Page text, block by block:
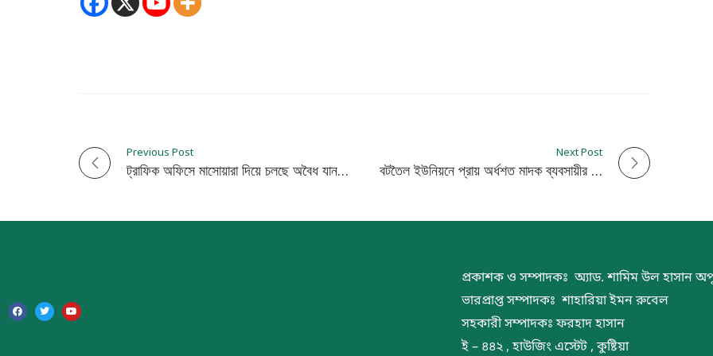
P
n
Previous Post
ট্রাফিক অফিসে মাসোয়ারা দিয়ে চলছে অবৈধ যান, ঘুষ নেওয়ার ভিডিও ভাইরাল
Next Post
বটতৈল ইউনিয়নে প্রায় অর্ধশত মাদক ব্যবসায়ীর দৌরাত্ম্যে আতঙ্কিত জনপদ, প্রশাসনের কঠোর হস্তক্ষেপ দাবি
প্রকাশক ও সম্পাদকঃ অ্যাড. শামিম উল হাসান
ভারপ্রাপ্ত সম্পাদকঃ শাহারিয়া ইমন রুবেল
সহকারী সম্পাদকঃ ফরহাদ হাসান
ই – ৪৪২ , হাউজিং এস্টেট , কুষ্টিয়া